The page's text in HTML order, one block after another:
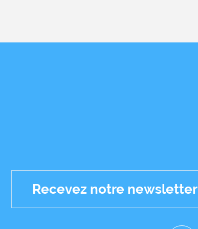
Recevez notre newsletter